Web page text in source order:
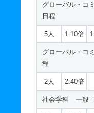
グローバル・
日程
5人 1.10倍
グローバル・コ
程
2人 2.40倍
社会学科 一般